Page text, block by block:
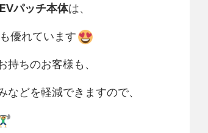
パッチ本体は、
優れています
ちのお客様も、
どを軽減できますので、